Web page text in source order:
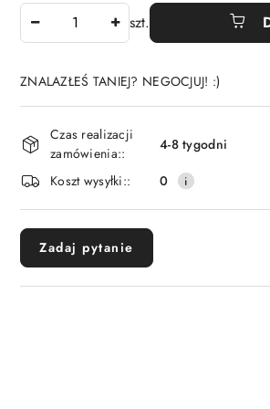
szt.
ZNALAZŁEŚ TANIEJ? NEGOCJUJ! :)
Dostępność
i
dostawa
Czas realizacji
zamówienia::
4-8 tygodni
Koszt wysyłki::
0
Zadaj pytanie